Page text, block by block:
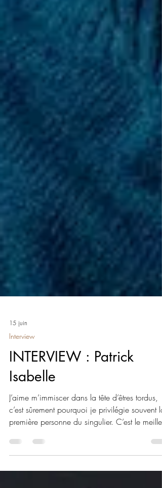
15 juin
Interview
INTERVIEW : Patrick
Isabelle
J’aime m’immiscer dans la tête d’êtres tordus,
c’est sûrement pourquoi je privilégie souvent la